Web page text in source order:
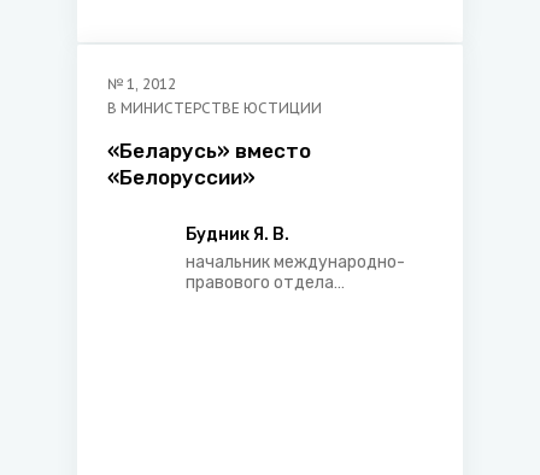
№ 1, 2012
В МИНИСТЕРСТВЕ ЮСТИЦИИ
«Беларусь» вместо
«Белоруссии»
Будник Я. В.
начальник международно-
правового отдела